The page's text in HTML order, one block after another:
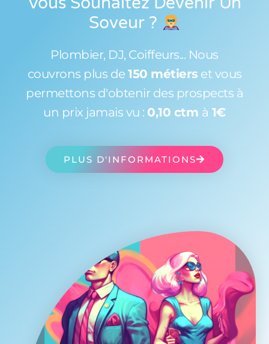
Soveur ?
Plombier, DJ, Coiffeurs... Nous
couvrons plus de 150 métiers et vous
permettons d'obtenir des prospects à
un prix jamais vu : 0,10 ctm à 1€
PLUS D'INFORMATIONS